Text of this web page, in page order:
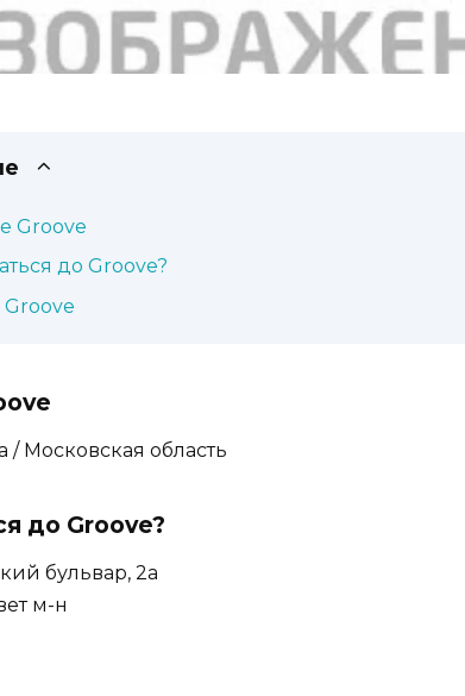
Groove
до Groove?
Groove
/ Московская область
до Groove?
бульвар, 2а
м-н